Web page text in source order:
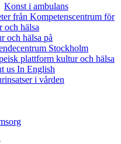
Konst i ambulans
från Kompetenscentrum för
och hälsa
och hälsa på
Stockholm
plattform kultur och hälsa
us In English
i vården